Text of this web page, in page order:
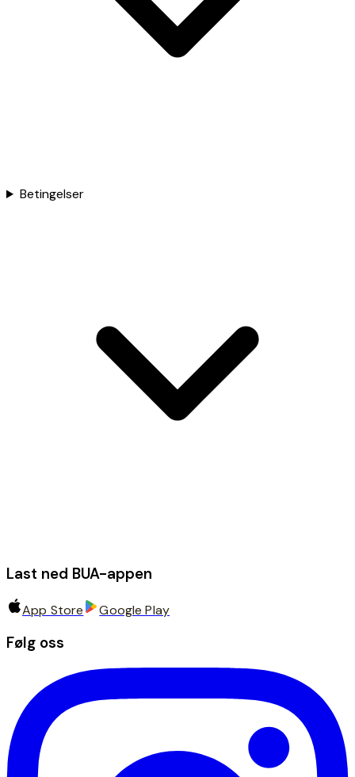
Betingelser
Last ned BUA-appen
App Store Google Play
Følg oss